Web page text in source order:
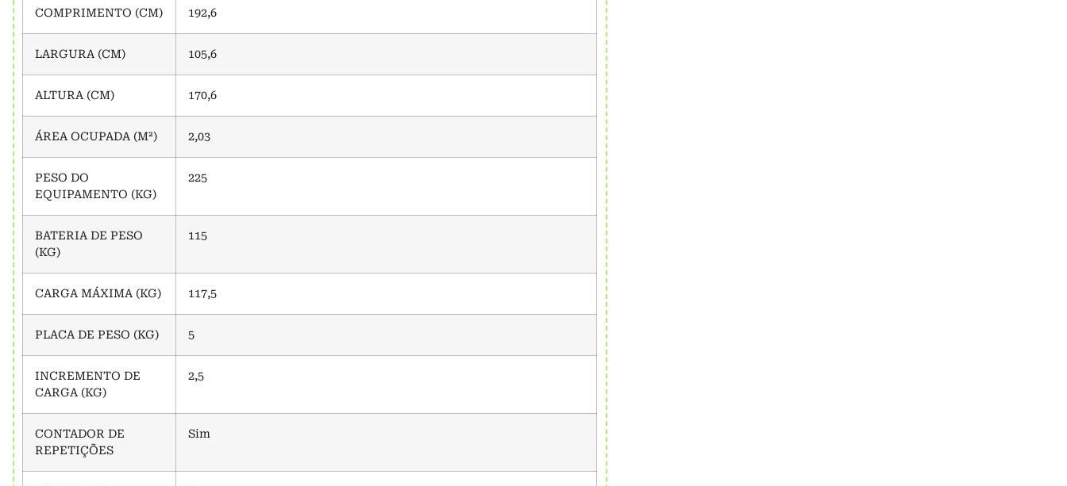
COMPRIMENTO (CM) 192,6
LARGURA (CM) 105,6
ALTURA (CM) 170,6
ÁREA OCUPADA (M²) 2,03
PESO DO
EQUIPAMENTO (KG)
225
BATERIA DE PESO
(KG)
115
CARGA MÁXIMA (KG) 117,5
PLACA DE PESO (KG) 5
INCREMENTO DE
CARGA (KG)
2,5
CONTADOR DE
REPETIÇÕES
Sim